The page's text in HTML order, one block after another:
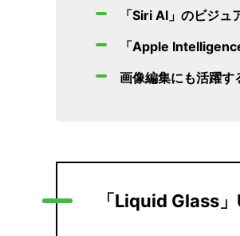
「Siri AI」のビジュ
「Apple
画像編集にも活躍
「Liquid Glass